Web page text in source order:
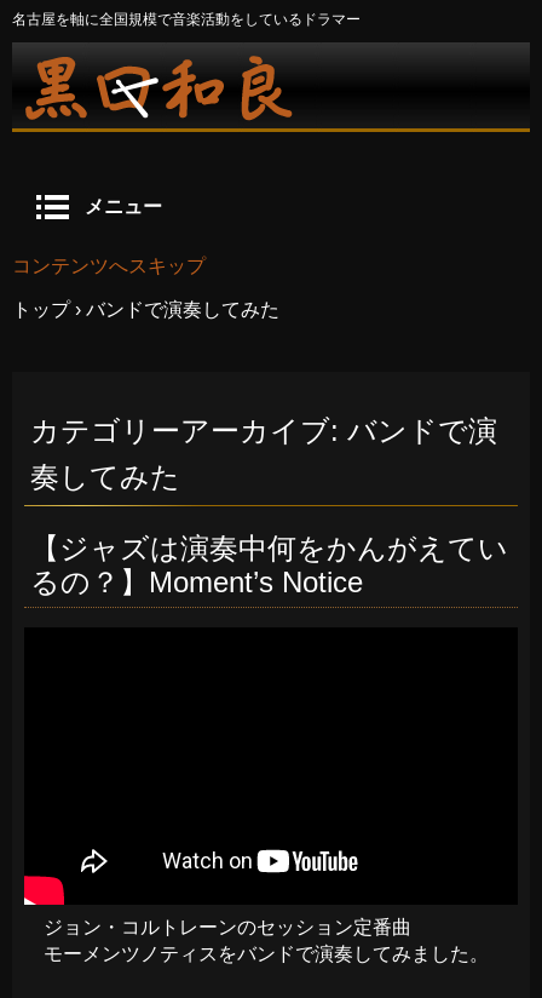
名古屋を軸に全国規模で音楽活動をしているドラマー
メニュー
コンテンツへスキップ
トップ › バンドで演奏してみた
カテゴリーアーカイブ: バンドで演
奏してみた
【ジャズは演奏中何をかんがえてい
るの？】Moment’s Notice
ジョン・コルトレーンのセッション定番曲
モーメンツノティスをバンドで演奏してみました。